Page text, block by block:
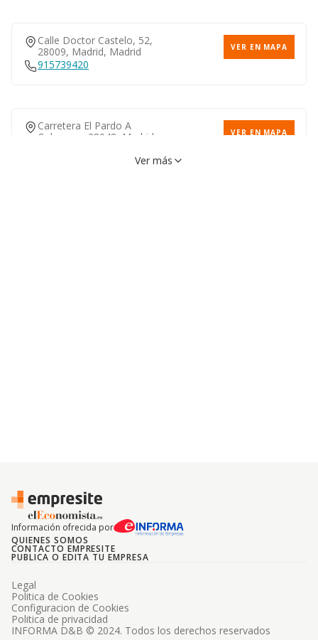
Calle Doctor Castelo, 52,
28009, Madrid, Madrid
VER EN MAPA
915739420
Carretera El Pardo A
Colmenar, 28048, Madrid,
VER EN MAPA
Valencia, S/n, 28054, Madrid,
Madrid
917463575
Ver más
Información ofrecida por
QUIENES SOMOS
CONTACTO EMPRESITE
PUBLICA O EDITA TU EMPRESA
INFORMA D&B © 2024. Todos los derechos reservados
Legal
Politica de Cookies
Configuracion de Cookies
Politica de privacidad